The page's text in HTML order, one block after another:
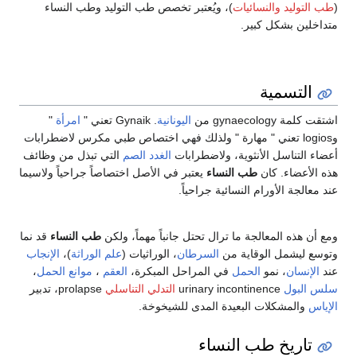
(طب التوليد والنسائيات)، ويُعتبر تخصص طب التوليد وطب النساء
متداخلين بشكل كبير.
التسمية
اشتقت كلمة gynaecology من اليونانية. Gynaik تعني " امرأة "
وlogios تعني " مهارة " ولذلك فهي اختصاص طبي مكرس لاضطرابات
أعضاء التناسل الأنثوية، ولاضطرابات الغدد الصم التي تبذل من وظائف
هذه الأعضاء. كان طب النساء يعتبر في الأصل اختصاصاً جراحياً ولاسيما
عند معالجة الأورام النسائية جراحياً.
ومع أن هذه المعالجة ما ترال تحتل جانباً مهماً، ولكن طب النساء قد نما
وتوسع ليشمل الوقاية من السرطان، الوراثیات (علم الوراثة)، الإنجاب
عند الإنسان، نمو الحمل في المراحل المبكرة، العقم ، موانع الحمل،
سلس البول
التدلي التناسلي
الإياس والمشكلات البعيدة المدى للشيخوخة.
تاريخ طب النساء